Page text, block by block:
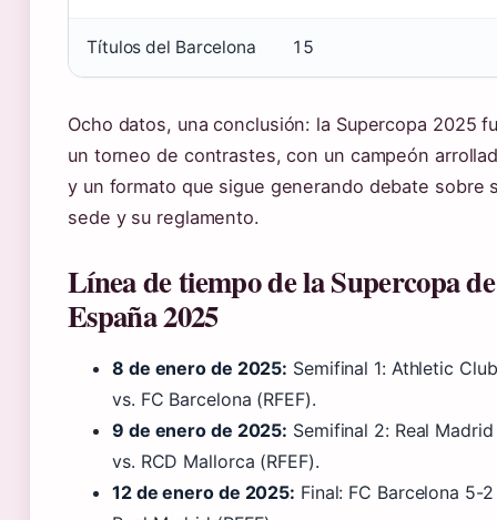
Títulos del Barcelona 15
Ocho datos, una conclusión: la Supercopa 2025
un torneo de contrastes, con un campeón
y un formato que sigue generando debate sobre
sede y su reglamento.
Línea de tiempo de la Supercopa de
España 2025
8 de enero de 2025: Semifinal 1: Athletic Club
vs. FC Barcelona (RFEF).
9 de enero de 2025: Semifinal 2: Real Madrid
vs. RCD Mallorca (RFEF).
12 de enero de 2025: Final: FC Barcelona 5-2